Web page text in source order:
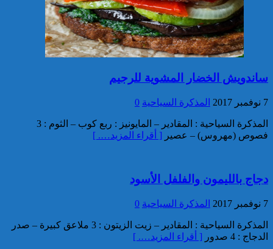
مزاعم بخصوص وفاة سجين
إجهاض محاولة لتهريب أزيد من
الكركارات
ساندويش الخضار المشوية للرجيم
7 نوفمبر 2017 المذكرة السياحية 0
المذكرة السياحية : المقادير – المايونيز : ربع كوب – الثوم : 3
فصوص (مهروس) – عصير [ أقراء المزيد…. ]
دجاج بالليمون والفلفل الأسود
7 نوفمبر 2017 المذكرة السياحية 0
المذكرة السياحية : المقادير – زيت الزيتون : 3 ملاعق كبيرة – صدر
الدجاج : 4 صدور
[ أقراء المزيد…. ]